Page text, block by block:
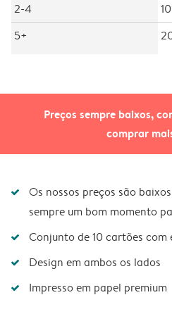
Preços sempre baixos,
comprar
2-4
5+
Os nossos preços são
sempre um bom momento
Conjunto de 10 cartões com
Design em ambos os lados
Impresso em papel premium